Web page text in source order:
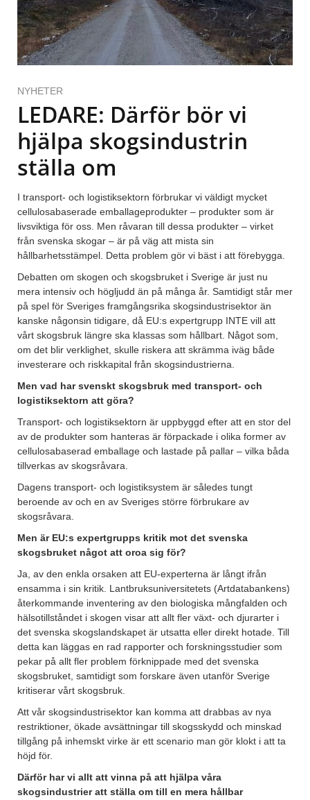
NYHETER
LEDARE: Därför bör vi
hjälpa skogsindustrin
ställa om
I transport- och logistiksektorn förbrukar vi väldigt mycket
cellulosabaserade emballageprodukter – produkter som är
livsviktiga för oss. Men råvaran till dessa produkter – virket
från svenska skogar – är på väg att mista sin
hållbarhetsstämpel. Detta problem gör vi bäst i att förebygga.
Debatten om skogen och skogsbruket i Sverige är just nu
mera intensiv och högljudd än på många år. Samtidigt står mer
på spel för Sveriges framgångsrika skogsindustrisektor än
kanske någonsin tidigare, då EU:s expertgrupp INTE vill att
vårt skogsbruk längre ska klassas som hållbart. Något som,
om det blir verklighet, skulle riskera att skrämma iväg både
investerare och riskkapital från skogsindustrierna.
Men vad har svenskt skogsbruk med transport- och
logistiksektorn att göra?
Transport- och logistiksektorn är uppbyggd efter att en stor del
av de produkter som hanteras är förpackade i olika former av
cellulosabaserad emballage och lastade på pallar – vilka båda
tillverkas av skogsråvara.
Dagens transport- och logistiksystem är således tungt
beroende av och en av Sveriges större förbrukare av
skogsråvara.
Men är EU:s expertgrupps kritik mot det svenska
skogsbruket något att oroa sig för?
Ja, av den enkla orsaken att EU-experterna är långt ifrån
ensamma i sin kritik. Lantbruksuniversitetets (Artdatabankens)
återkommande inventering av den biologiska mångfalden och
hälsotillståndet i skogen visar att allt fler växt- och djurarter i
det svenska skogslandskapet är utsatta eller direkt hotade. Till
detta kan läggas en rad rapporter och forskningsstudier som
pekar på allt fler problem förknippade med det svenska
skogsbruket, samtidigt som forskare även utanför Sverige
kritiserar vårt skogsbruk.
Att vår skogsindustrisektor kan komma att drabbas av nya
restriktioner, ökade avsättningar till skogsskydd och minskad
tillgång på inhemskt virke är ett scenario man gör klokt i att ta
höjd för.
Därför har vi allt att vinna på att hjälpa våra
skogsindustrier att ställa om till en mera hållbar